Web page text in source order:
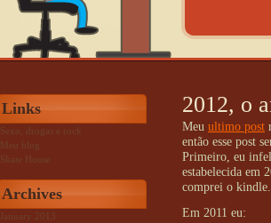
2012, o
Meu ultimo post
então esse post
Primeiro, eu
estabelecida em
comprei o kindle.
Em 2011 eu:
Links
Sexo, drogas e rock
Meu blog
Skate House
Archives
January 2013